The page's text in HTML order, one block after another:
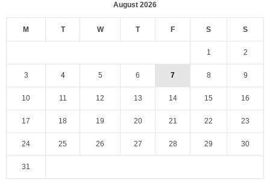
August 2026
M T W T F S S
1 2
3 4 5 6 7 8 9
10 11 12 13 14 15 16
17 18 19 20 21 22 23
24 25 26 27 28 29 30
31